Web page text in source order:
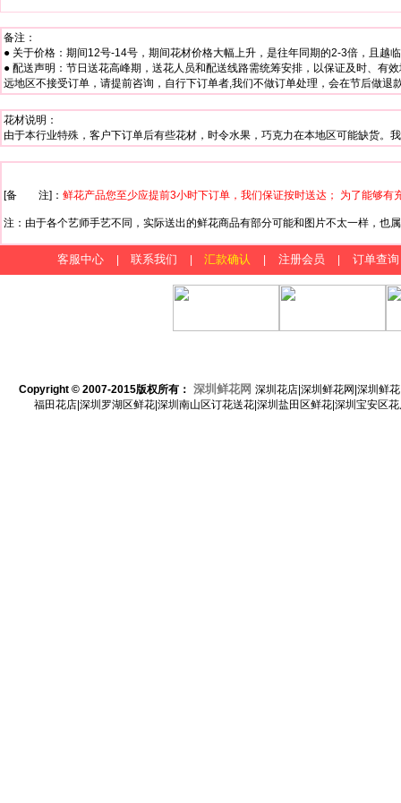
备注：
● 关于价格：期间12号-14号，期间花材价格大幅上升，是往年同期的2-3倍，且越
● 配送声明：节日送花高峰期，送花人员和配送线路需统筹安排，以保证及时、有
远地区不接受订单，请提前咨询，自行下订单者,我们不做订单处理，会在节后做
花材说明：
由于本行业特殊，客户下订单后有些花材，时令水果，巧克力在本地区可能缺货
[备 注]： 鲜花产品您至少应提前3小时下订单，我们保证按时送达； 为了能够有
注：由于各个艺师手艺不同，实际送出的鲜花商品有部分可能和图片不太一样，
客服中心 联系我们 汇款确认 注册会员 订单查询
Copyright © 2007-2015版权所有： 深圳鲜花网 深圳花店|深圳鲜花网|深圳鲜
福田花店|深圳罗湖区鲜花|深圳南山区订花送花|深圳盐田区鲜花|深圳宝安区